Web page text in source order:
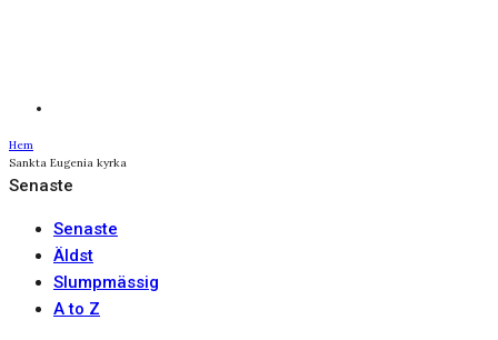
Hem
Sankta Eugenia kyrka
Senaste
Senaste
Äldst
Slumpmässig
A to Z